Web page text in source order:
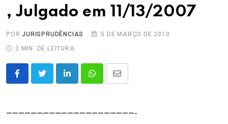
, Julgado em 11/13/2007
PORJURISPRUDÊNCIAS
5 DE MARÇO DE 2010
2 MIN. DE LEITURA
LinkedInWhatsappShare
—————————————————————-